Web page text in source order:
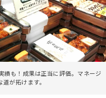
績も！成果は正当に評価。マネージ
が拓けます。